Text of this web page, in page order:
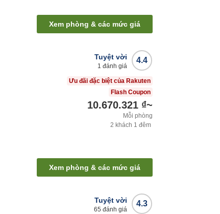
Xem phòng & các mức giá
4.4
Tuyệt vời
1 đánh giá
Ưu đãi đặc biệt của Rakuten
Flash Coupon
10.670.321 ₫~
Mỗi phòng
2 khách 1 đêm
Xem phòng & các mức giá
4.3
Tuyệt vời
65 đánh giá